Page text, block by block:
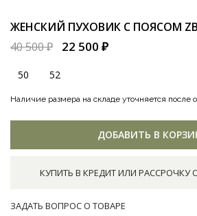
ЖЕНСКИЙ ПУХОВИК С ПОЯСОМ
40 500 ₽
22 500 ₽
50 52
Наличие размера на складе уточняется после
ДОБАВИТЬ В
КУПИТЬ В КРЕДИТ ИЛИ РАССРОЧКУ
ЗАДАТЬ ВОПРОС О ТОВАРЕ